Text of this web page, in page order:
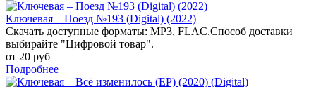
Ключевая – Поезд №193 (Digital) (2022)
Скачать доступные форматы: MP3, FLAC.Способ доставки
выбирайте "Цифровой товар".
от 20 руб
Подробнее